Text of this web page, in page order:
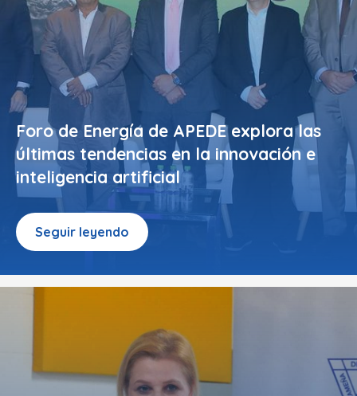
Foro de Energía de APEDE explora las
últimas tendencias en la innovación e
inteligencia artificial
Seguir leyendo